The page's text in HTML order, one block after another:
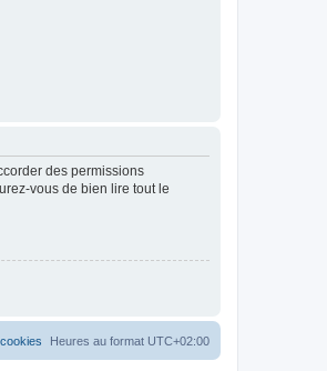
des permissions
vous de bien lire tout le
Heures au format UTC+02:00